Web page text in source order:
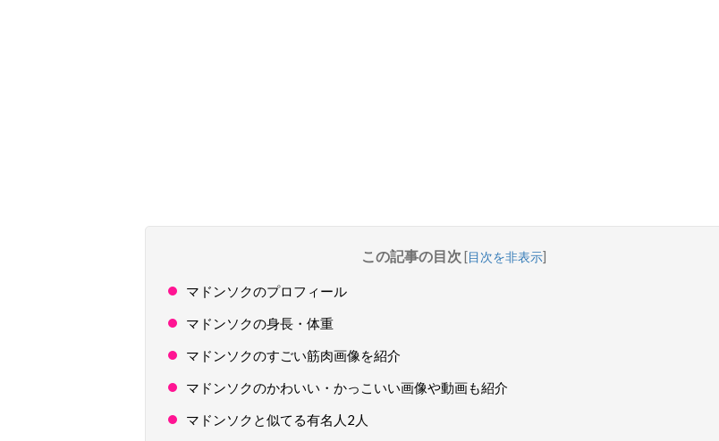
この記事の目次 [目次を非表示]
マドンソクのプロフィール
マドンソクの身長・体重
マドンソクのすごい筋肉画像を紹介
マドンソクのかわいい・かっこいい画像や動画も紹介
マドンソクと似てる有名人2人